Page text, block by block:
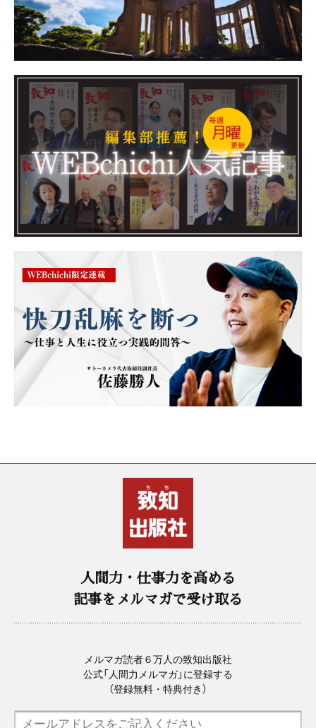
人間力・仕事力を高める
記事をメルマガで受け取る
メルマガ読者６万人の致知出版社
公式「人間力メルマガ」に登録する
（登録無料・特典付き）